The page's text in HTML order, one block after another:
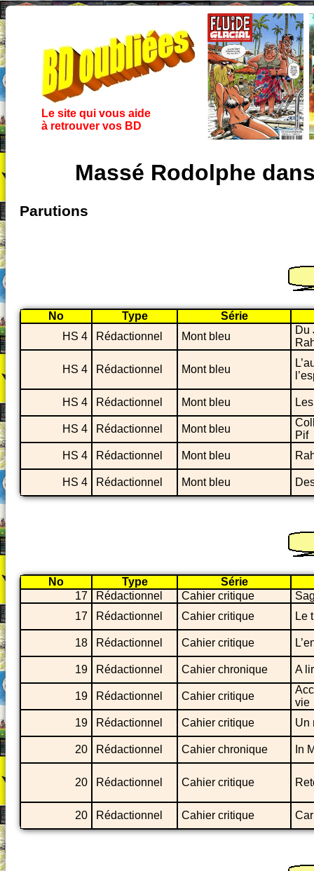
Le site qui vous aide
à retrouver vos BD
Massé Rodolphe
Parutions
No Type
Série
HS 4
Rédactionnel Mont bleu
Du
HS 4 Rédactionnel Mont bleu
HS 4 Rédactionnel Mont bleu
HS 4 Rédactionnel Mont bleu
Pif
HS 4
Rédactionnel Mont bleu
HS 4 Rédactionnel Mont bleu
No Type
Série
17
Rédactionnel Cahier critique
17
Rédactionnel Cahier critique Le
18 Rédactionnel Cahier critique
19 Rédactionnel Cahier chronique A
19 Rédactionnel Cahier critique
vie
19
Rédactionnel Cahier critique Un
20 Rédactionnel Cahier chronique In
20 Rédactionnel Cahier critique
20 Rédactionnel Cahier critique